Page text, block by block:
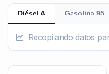
Diésel A Gasolina 95
Recopilando datos